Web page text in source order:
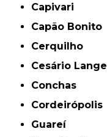
Capivari
Capão Bonito
Cerquilho
Cesário Lange
Conchas
Cordeirópolis
Guareí